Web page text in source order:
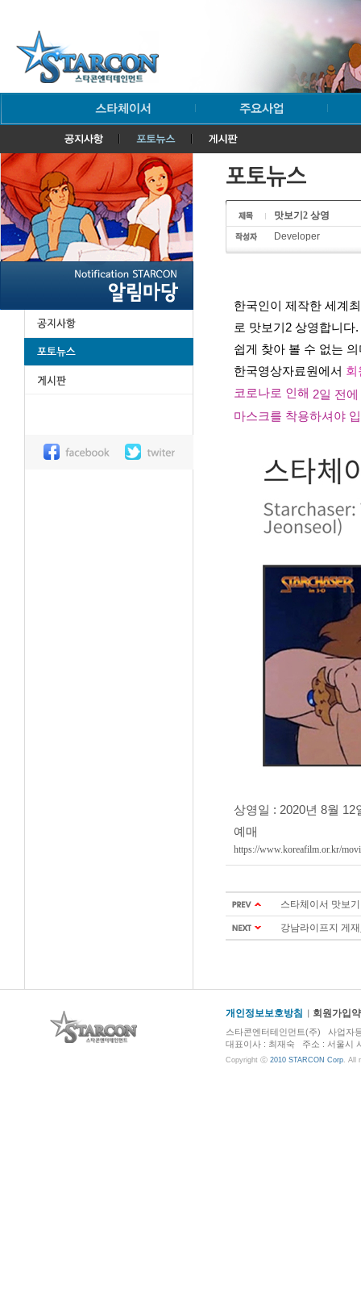
맛보기2 상영
Developer
한국인이 제작한 세계
로 맛보기2 상영합니다.
쉽게 찾아 볼 수 없는
한국영상자료원에서 회
코로나로 인해 2일 전
마스크를 착용하셔야
상영일 : 2020년 8월 12
예매
https://www.koreafilm.or.kr/
스타체이서 맛보
강남라이프지 게
개인정보보호방침 회원가입
스타콘엔터테인먼트(주) 사업자
대표이사 : 최재숙 주소 : 서울시
Copyright ⓒ 2010 STARCON Corp. All